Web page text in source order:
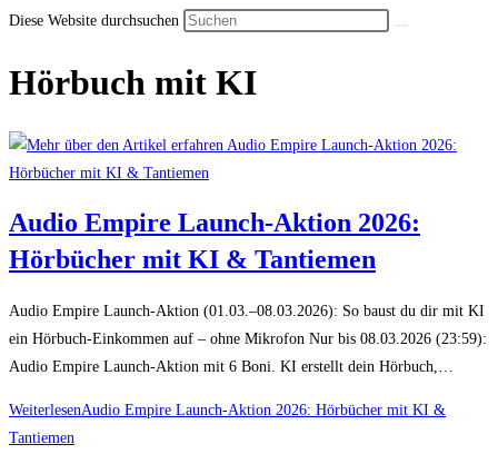
Diese Website durchsuchen
Hörbuch mit KI
Audio Empire Launch-Aktion 2026:
Hörbücher mit KI & Tantiemen
Audio Empire Launch-Aktion (01.03.–08.03.2026): So baust du dir mit KI
ein Hörbuch-Einkommen auf – ohne Mikrofon Nur bis 08.03.2026 (23:59):
Audio Empire Launch-Aktion mit 6 Boni. KI erstellt dein Hörbuch,…
WeiterlesenAudio Empire Launch-Aktion 2026: Hörbücher mit KI &
Tantiemen